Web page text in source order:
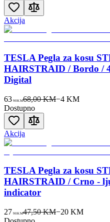
Akcija
TESLA Pegla za kosu
HAIRSTRAID / Bordo /
Digital
63 90KM68,00 KM−4KM
Dostupno
Akcija
TESLA Pegla za kosu
HAIRSTRAID / Crno -
indicator
27 90KM47,50 KM−20KM